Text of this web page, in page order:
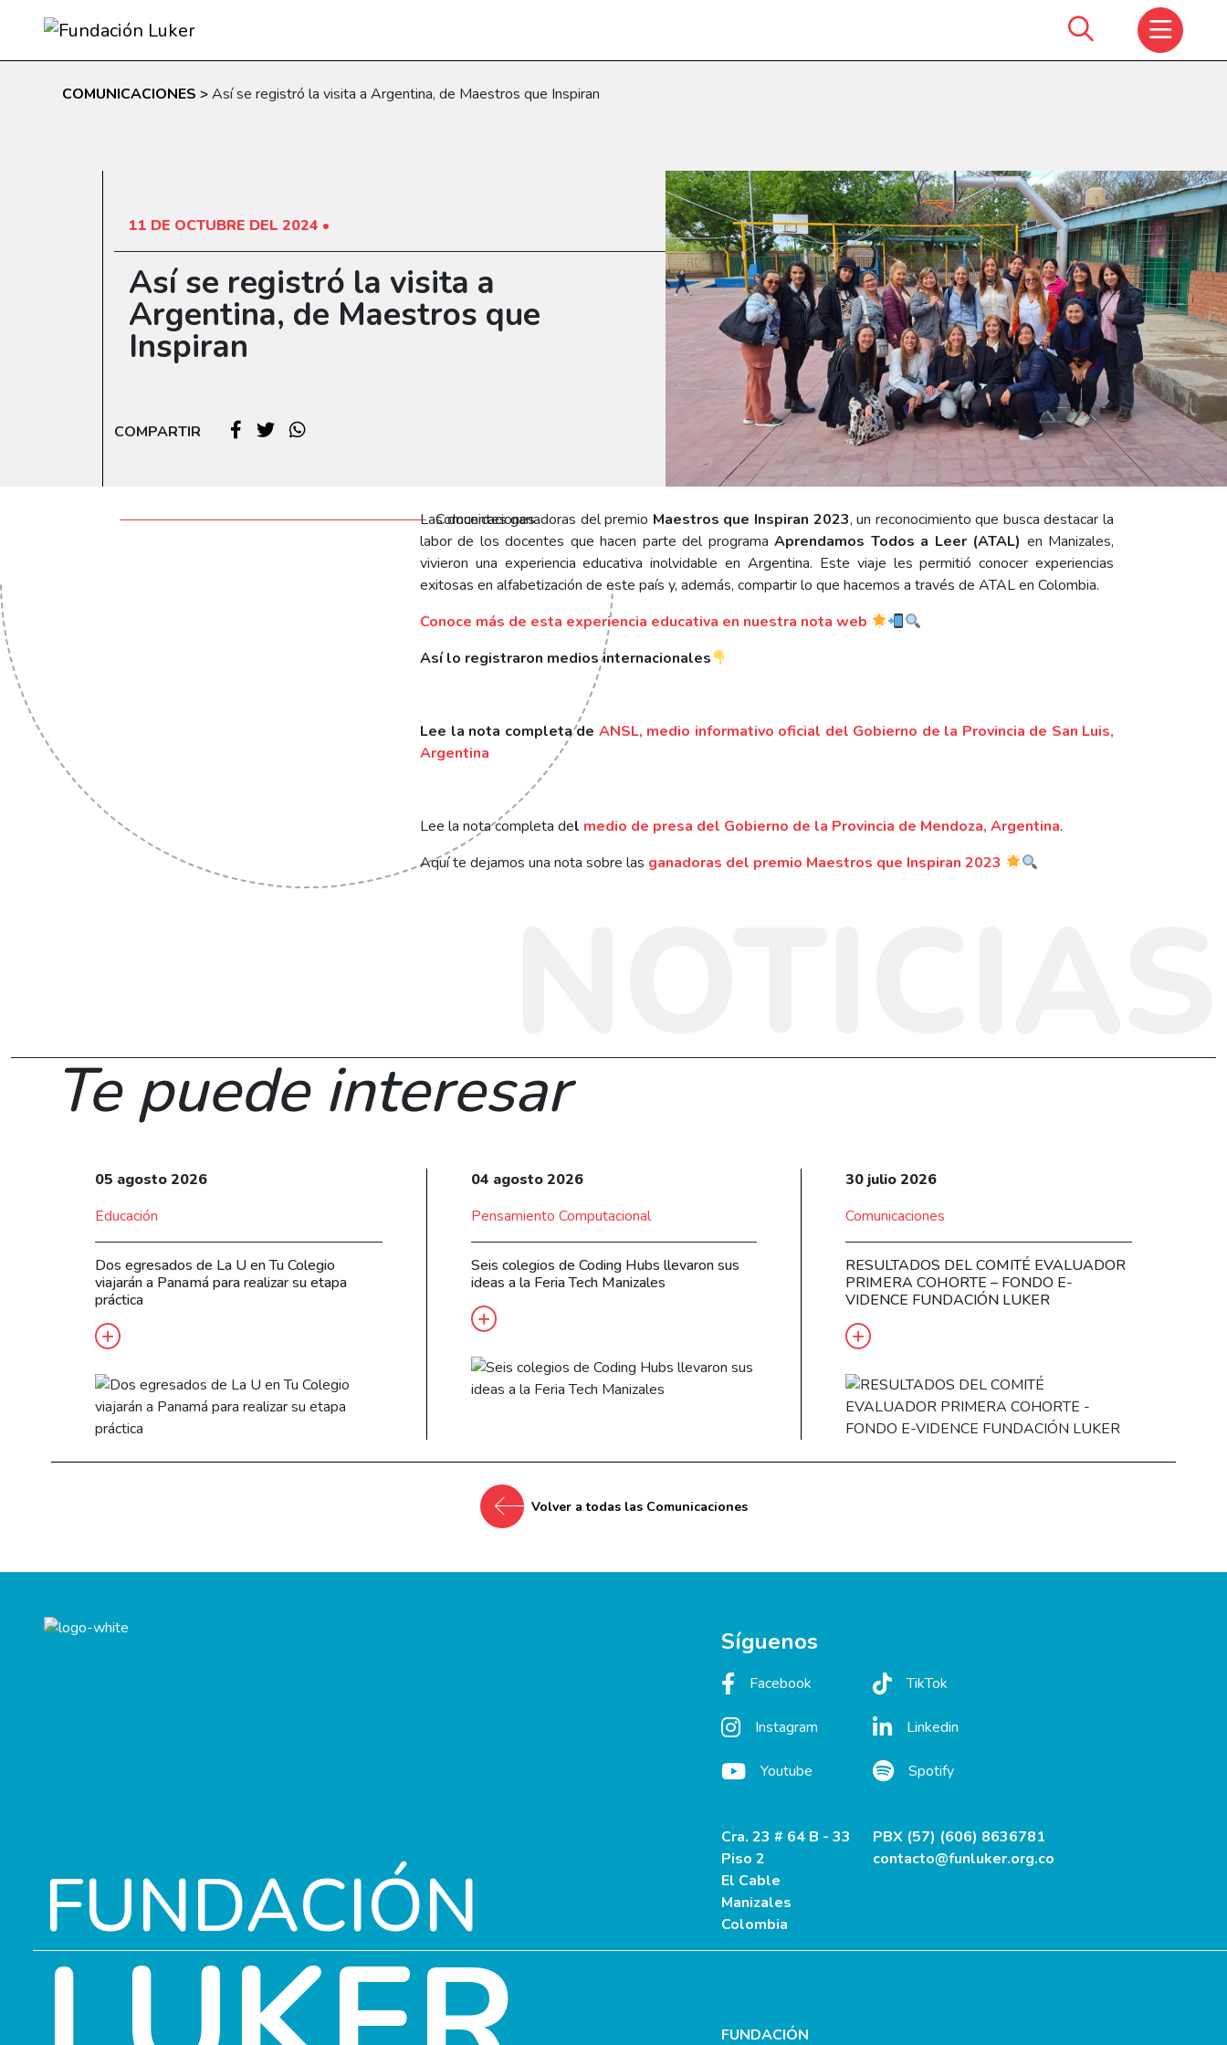
Search
for:
COMUNICACIONES >Así se registró la visita a Argentina, de Maestros que Inspiran
11 DE OCTUBRE DEL 2024 •
Así se registró la visita a
Argentina, de Maestros que
Inspiran
COMPARTIR
Comunicaciones
Las docentes ganadoras del premio Maestros que Inspiran 2023, un reconocimiento que busca destacar la
labor de los docentes que hacen parte del programaAprendamos Todos a Leer (ATAL) en Manizales,
vivieron una experiencia educativa inolvidable en Argentina. Este viaje les permitió conocer experiencias
exitosas en alfabetización de este país y, además, compartir lo que hacemos a través de ATAL en Colombia.
Conoce más de esta experiencia educativa en nuestra nota web
Así lo registraron medios internacionales
Lee la nota completa de ANSL, medio informativo oficial del Gobierno de la Provincia de San Luis,
Argentina
Lee la nota completa del medio de presa del Gobierno de la Provincia de Mendoza, Argentina.
Aquí te dejamos una nota sobre las ganadoras del premio Maestros que Inspiran 2023
Te puede interesar
05 agosto 2026
Educación
Dos egresados de La U en Tu Colegio
viajarán a Panamá para realizar su etapa
práctica
04 agosto 2026
Pensamiento Computacional
Seis colegios de Coding Hubs llevaron sus
ideas a la Feria Tech Manizales
30 julio 2026
Comunicaciones
RESULTADOS DEL COMITÉ EVALUADOR
PRIMERA COHORTE – FONDO E-
VIDENCE FUNDACIÓN LUKER
Volver a todas las Comunicaciones
Síguenos
Facebook
Instagram
Youtube
TikTok
Linkedin
Spotify
FUNDACIÓN
Cra. 23 # 64 B - 33
Piso 2
El Cable
Manizales
Colombia
PBX (57) (606) 8636781
contacto@funluker.org.co
FUNDACIÓN